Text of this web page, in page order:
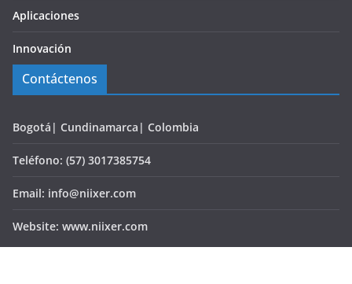
Aplicaciones
Innovación
Contáctenos
Bogotá| Cundinamarca| Colombia
Teléfono: (57) 3017385754
Email: info@niixer.com
Website: www.niixer.com